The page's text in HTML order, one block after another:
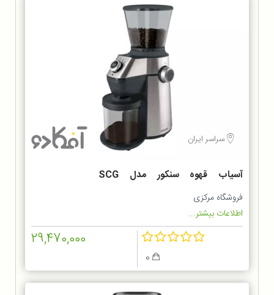
سراسر ایران
آسیاب قهوه سنکور مدل SCG
6050SS
فروشگاه مرکزی
اطلاعات بیشتر...
29,470,000